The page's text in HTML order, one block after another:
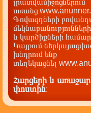
առանց
Գովազդների
մեկնաբանությունների
և կարծիքների
Կայքում
խնդրում ենք
տեղեկացնել
Հարցերի և
փոստին: